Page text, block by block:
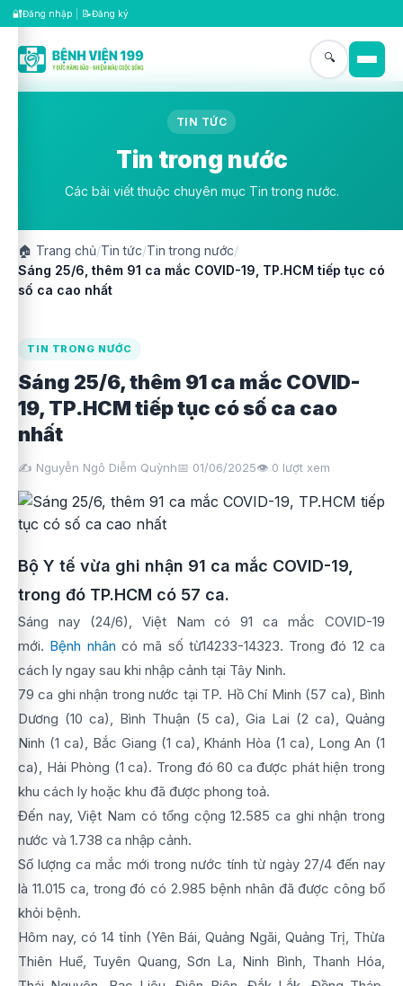
🔐Đăng nhập 📝Đăng ký
🔍
TIN TỨC
Tin trong nước
Các bài viết thuộc chuyên mục Tin trong nước.
🏠 Trang chủ/Tin tức/Tin trong nước/
Sáng 25/6, thêm 91 ca mắc COVID-19, TP.HCM tiếp tục có
số ca cao nhất
TIN TRONG NƯỚC
Sáng 25/6, thêm 91 ca mắc COVID-
19, TP.HCM tiếp tục có số ca cao
nhất
✍️ Nguyễn Ngô Diễm Quỳnh📅 01/06/2025👁️ 0 lượt xem
Bộ Y tế vừa ghi nhận 91 ca mắc COVID-19,
trong đó TP.HCM có 57 ca.
Sáng nay (24/6), Việt Nam có 91 ca mắc COVID-19
mới. Bệnh nhân có mã số từ14233-14323. Trong đó 12 ca
cách ly ngay sau khi nhập cảnh tại Tây Ninh.
79 ca ghi nhận trong nước tại TP. Hồ Chí Minh (57 ca), Bình
Dương (10 ca), Bình Thuận (5 ca), Gia Lai (2 ca), Quảng
Ninh (1 ca), Bắc Giang (1 ca), Khánh Hòa (1 ca), Long An (1
ca), Hải Phòng (1 ca). Trong đó 60 ca được phát hiện trong
khu cách ly hoặc khu đã được phong toả.
Đến nay, Việt Nam có tổng cộng 12.585 ca ghi nhận trong
nước và 1.738 ca nhập cảnh.
Số lượng ca mắc mới trong nước tính từ ngày 27/4 đến nay
là 11.015 ca, trong đó có 2.985 bệnh nhân đã được công bố
khỏi bệnh.
Hôm nay, có 14 tỉnh (Yên Bái, Quảng Ngãi, Quảng Trị, Thừa
Thiên Huế, Tuyên Quang, Sơn La, Ninh Bình, Thanh Hóa,